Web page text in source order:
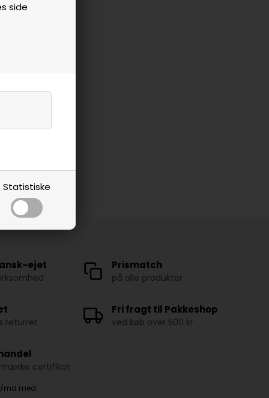
side
Statistiske
ejet Prismatch
på alle produkter
returret
Fri fragt til Pakkeshop
ved køb over 500 kr
certifikat